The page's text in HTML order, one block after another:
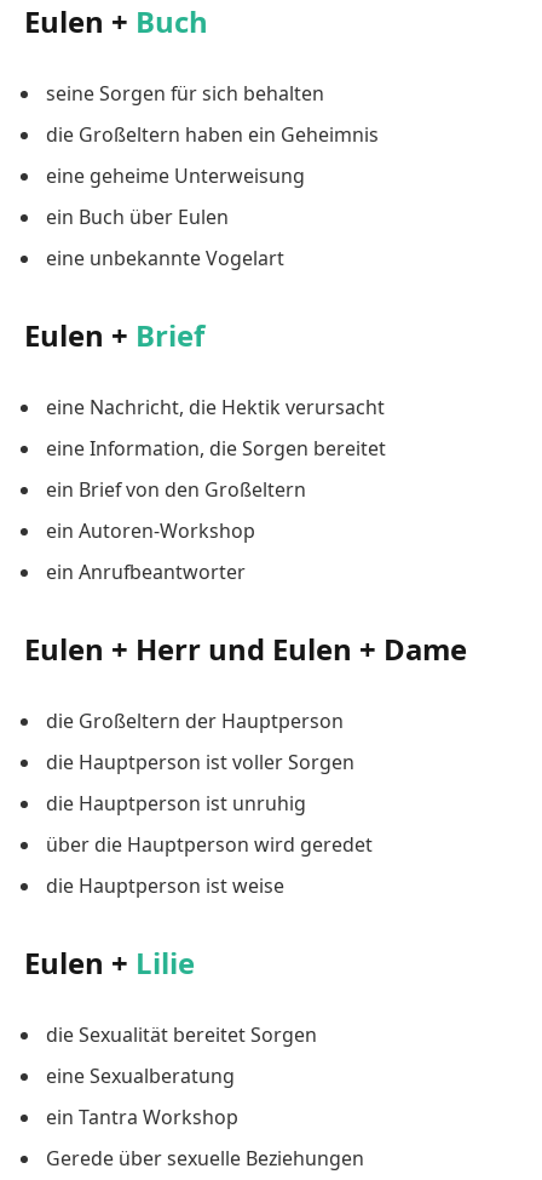
Eulen + Buch
seine Sorgen für sich behalten
die Großeltern haben ein Geheimnis
eine geheime Unterweisung
ein Buch über Eulen
eine unbekannte Vogelart
Eulen + Brief
eine Nachricht, die Hektik verursacht
eine Information, die Sorgen bereitet
ein Brief von den Großeltern
ein Autoren-Workshop
ein Anrufbeantworter
Eulen + Herr und Eulen + Dame
die Großeltern der Hauptperson
die Hauptperson ist voller Sorgen
die Hauptperson ist unruhig
über die Hauptperson wird geredet
die Hauptperson ist weise
Eulen + Lilie
die Sexualität bereitet Sorgen
eine Sexualberatung
ein Tantra Workshop
Gerede über sexuelle Beziehungen